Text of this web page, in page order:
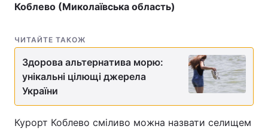
Коблево (Миколаївська область)
ЧИТАЙТЕ ТАКОЖ
Здорова альтернатива морю:
унікальні цілющі джерела
України
Курорт Коблево сміливо можна назвати селищем